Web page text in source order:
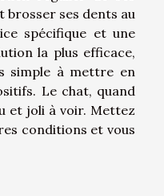
brosser ses dents au
spécifique et une
la plus efficace,
simple à mettre en
Le chat, quand
et joli à voir. Mettez
conditions et vous